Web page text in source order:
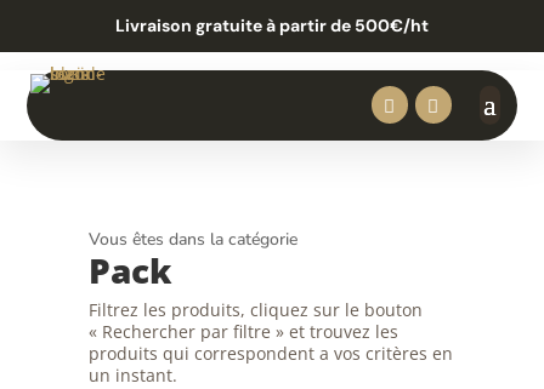
Livraison gratuite à partir de 500€/ht


Vous êtes dans la catégorie
Pack
Filtrez les produits, cliquez sur le bouton
« Rechercher par filtre » et trouvez les
produits qui correspondent a vos critères en
un instant.